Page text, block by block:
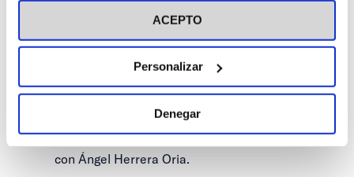
ACEPTO
Personalizar
Denegar
marcadamente social y posibilista , en la
línea «democristiana» de Luis Lucía,
Manuel Giménez Fernández y Federico
Salmón. Pero el grueso de su acción se
católica y en organizaciones apostólicas
como Acción Católica, en íntima conexión
con Ángel Herrera Oria.